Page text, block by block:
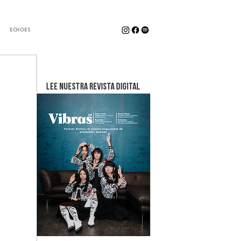
Echoes
LEE NUESTRA REVISTA DIGITAL